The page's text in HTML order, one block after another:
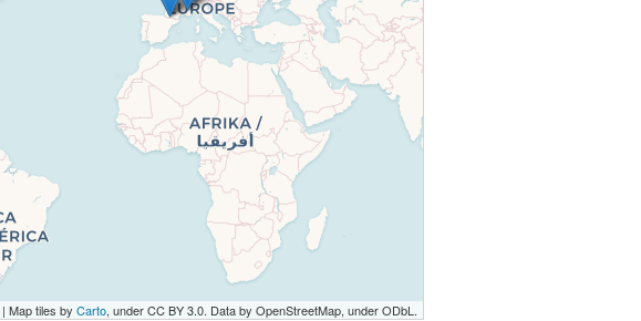
| Map tiles by Carto, under CC BY 3.0. Data by OpenStreetMap, under ODbL.